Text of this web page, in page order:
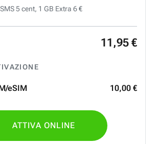
5 cent, 1 GB Extra 6 €
11 ,95 €
eSIM 10,00 €
ATTIVA ONLINE